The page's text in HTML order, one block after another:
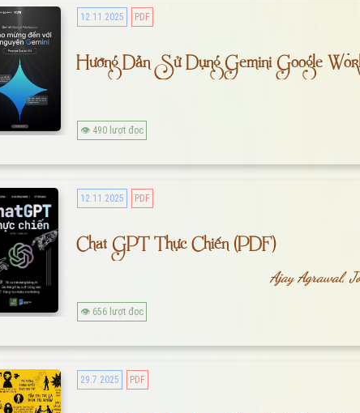
12.11.2025 PDF
Hướng Dẫn Sử Dụng Gemini Google
👁 490 lượt đọc
12.11.2025 PDF
Chat GPT Thực Chiến (PDF)
Ajay Agrawal,
👁 656 lượt đọc
29.7.2025 PDF